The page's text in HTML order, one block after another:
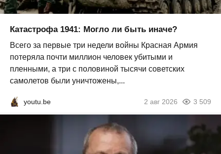
Катастрофа 1941: Могло ли быть иначе?
Всего за первые три недели войны Красная Армия
потеряла почти миллион человек убитыми и
пленными, а три с половиной тысячи советских
самолетов были уничтожены,...
youtu.be 2 авг 2026 3 509